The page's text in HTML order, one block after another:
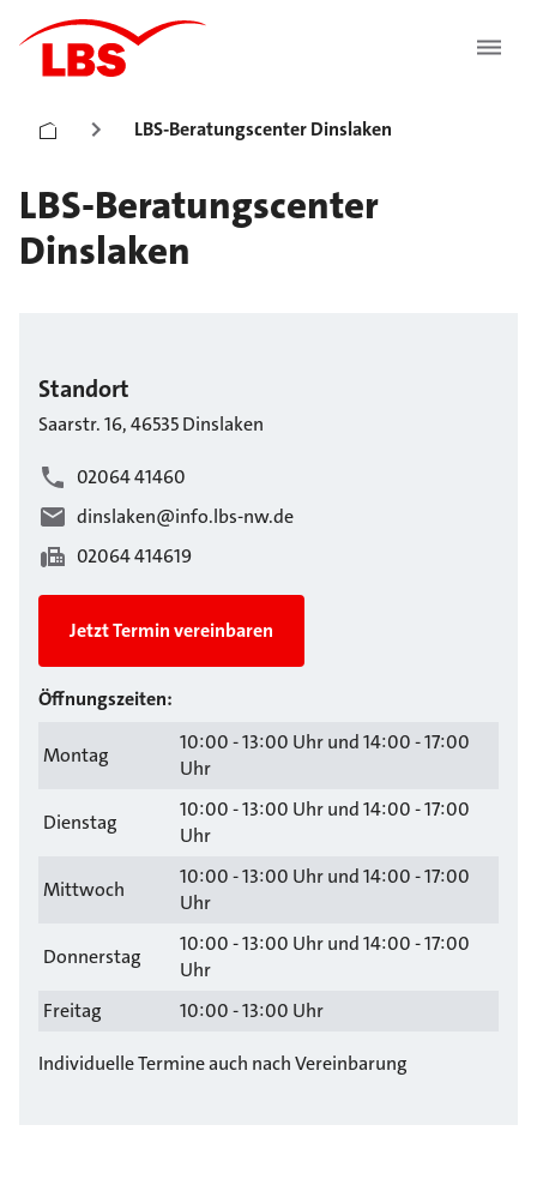
LBS-Beratungscenter Dinslaken
LBS-Beratungscenter
Dinslaken
Standort
Saarstr.16,46535Dinslaken
02064 41460
dinslaken@info.lbs-nw.de
02064 414619
Jetzt Termin vereinbaren
Öffnungszeiten:
Montag
10:00 - 13:00 Uhr und 14:00 - 17:00
Uhr
Dienstag
10:00 - 13:00 Uhr und 14:00 - 17:00
Uhr
Mittwoch
10:00 - 13:00 Uhr und 14:00 - 17:00
Uhr
Donnerstag
10:00 - 13:00 Uhr und 14:00 - 17:00
Uhr
Freitag
10:00 - 13:00 Uhr
Individuelle Termine auch nach Vereinbarung